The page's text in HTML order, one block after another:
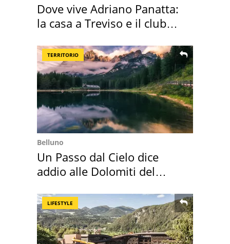
Dove vive Adriano Panatta:
la casa a Treviso e il club
TERRITORIO
Belluno
Un Passo dal Cielo dice
addio alle Dolomiti del
LIFESTYLE